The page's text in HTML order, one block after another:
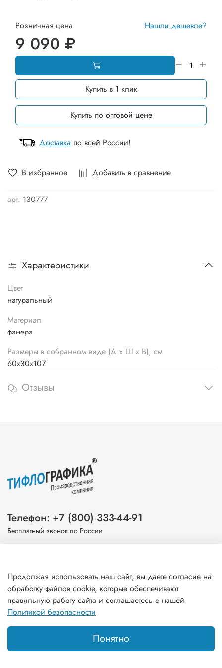
В избранное Добавить в сравнение
арт. 130777
Розничная цена Нашли дешевле?
9 090 ₽
Купить в 1 клик
Купить по оптовой цене
Доставка по всей России!
Характеристики
Цвет
натуральный
Материал
фанера
Размеры в собранном виде (Д х Ш х В), см
60х30х107
Отзывы
Информация
Телефон: +7 (800) 333-44-91
Бесплатный звонок по России
Продолжая использовать наш сайт, вы даете согласие на
обработку файлов cookie, которые обеспечивают
правильную работу сайта и соглашаетесь с нашей
Политикой безопасности
Понятно